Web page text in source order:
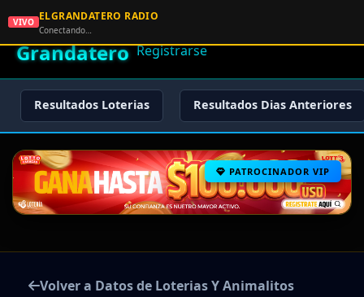
🌟 El
Grandatero Registrarse
Resultados Loterias Resultados Dias Anteriores
PATROCINADOR VIP
Volver a Datos de Loterias Y Animalitos
VIVO ELGRANDATERO RADIO
Conectando…